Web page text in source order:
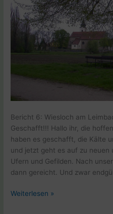
Bericht 6: Wiesloch am
Geschafft!!! Hallo ihr, die
haben es geschafft, die Kälte
und jetzt geht es auf zu
Ufern und Gefilden. Nach
dann gereicht. Und zwar
Weltreise
Weiterlesen »